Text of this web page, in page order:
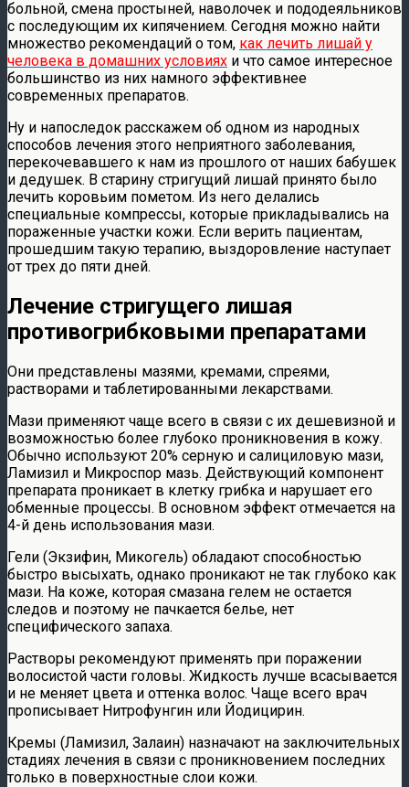
больной, смена простыней, наволочек и пододеяльников
с последующим их кипячением. Сегодня можно найти
множество рекомендаций о том, как лечить лишай у
человека в домашних условиях и что самое интересное
большинство из них намного эффективнее
современных препаратов.
Ну и напоследок расскажем об одном из народных
способов лечения этого неприятного заболевания,
перекочевавшего к нам из прошлого от наших бабушек
и дедушек. В старину стригущий лишай принято было
лечить коровьим пометом. Из него делались
специальные компрессы, которые прикладывались на
пораженные участки кожи. Если верить пациентам,
прошедшим такую терапию, выздоровление наступает
от трех до пяти дней.
Лечение стригущего лишая
противогрибковыми препаратами
Они представлены мазями, кремами, спреями,
растворами и таблетированными лекарствами.
Мази применяют чаще всего в связи с их дешевизной и
возможностью более глубоко проникновения в кожу.
Обычно используют 20% серную и салициловую мази,
Ламизил и Микроспор мазь. Действующий компонент
препарата проникает в клетку грибка и нарушает его
обменные процессы. В основном эффект отмечается на
4-й день использования мази.
Гели (Экзифин, Микогель) обладают способностью
быстро высыхать, однако проникают не так глубоко как
мази. На коже, которая смазана гелем не остается
следов и поэтому не пачкается белье, нет
специфического запаха.
Растворы рекомендуют применять при поражении
волосистой части головы. Жидкость лучше всасывается
и не меняет цвета и оттенка волос. Чаще всего врач
прописывает Нитрофунгин или Йодицирин.
Кремы (Ламизил, Залаин) назначают на заключительных
стадиях лечения в связи с проникновением последних
только в поверхностные слои кожи.